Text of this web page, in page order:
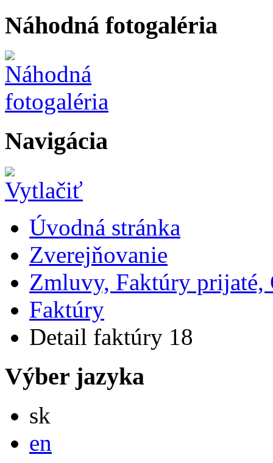
Náhodná fotogaléria
Navigácia
Úvodná stránka
Zverejňovanie
Zmluvy, Faktúry prijaté,
Faktúry
Detail faktúry 18
Výber jazyka
sk
en